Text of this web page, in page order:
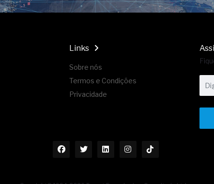
Links
Sobre nós
Termos e Condições
Privacidade